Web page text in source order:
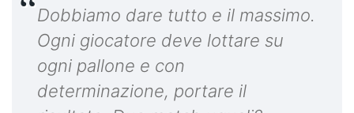
Dobbiamo dare tutto e il massimo.
Ogni giocatore deve lottare su
ogni pallone e con
determinazione, portare il